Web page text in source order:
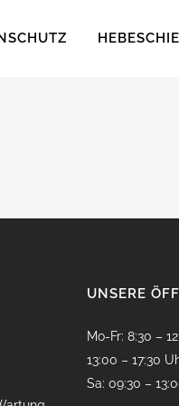
UNSERE
Mo-Fr: 8:30 –
13:00 – 17:30
Sa: 09:30 –